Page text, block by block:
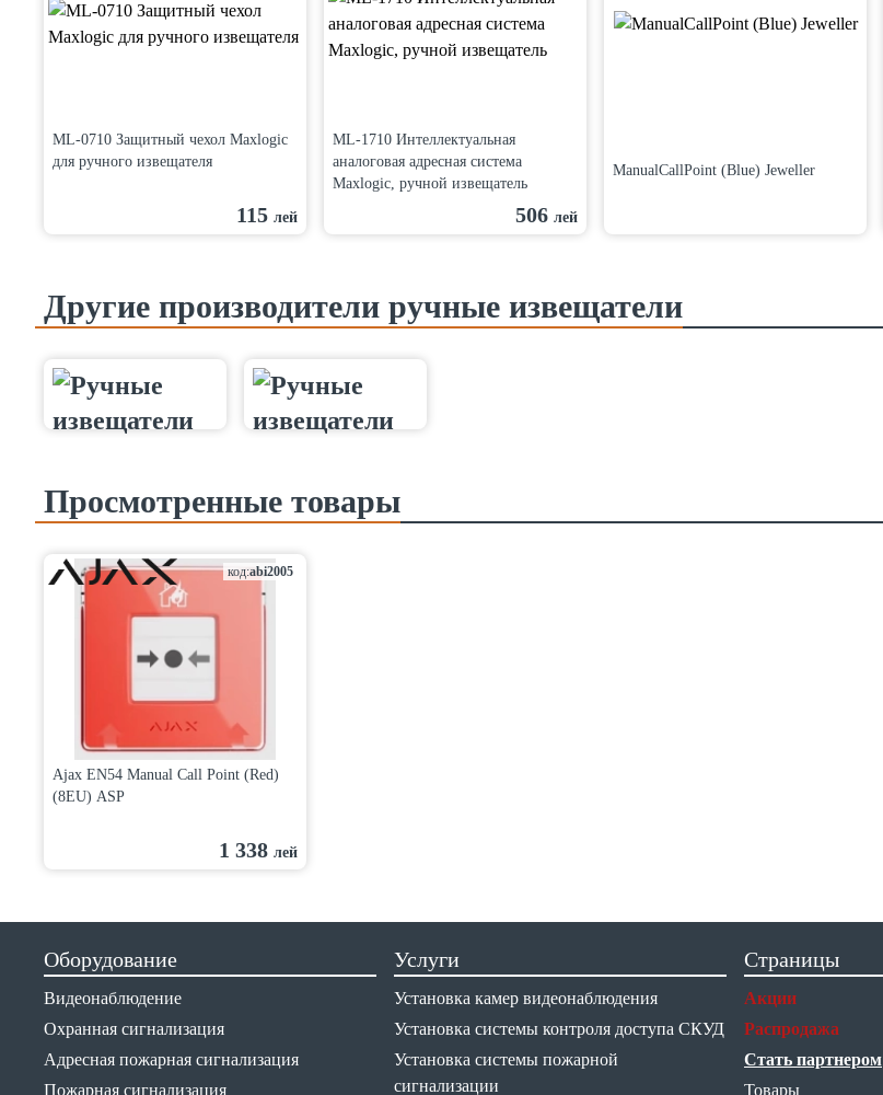
ML-0710 Защитный чехол Maxlogic
для ручного извещателя
115 лей
ML-1710 Интеллектуальная
аналоговая адресная система
Maxlogic, ручной извещатель
506 лей
ManualCallPoint (Blue) Jeweller
Другие производители ручные извещатели
Просмотренные товары
код:abi2005
Ajax EN54 Manual Call Point (Red)
(8EU) ASP
1 338 лей
Оборудование
Видеонаблюдение
Охранная сигнализация
Адресная пожарная сигнализация
Пожарная сигнализация
Услуги
Установка камер видеонаблюдения
Установка системы контроля доступа СКУД
Установка системы пожарной
сигнализации
Страницы
Акции
Распродажа
Стать партнером
Товары